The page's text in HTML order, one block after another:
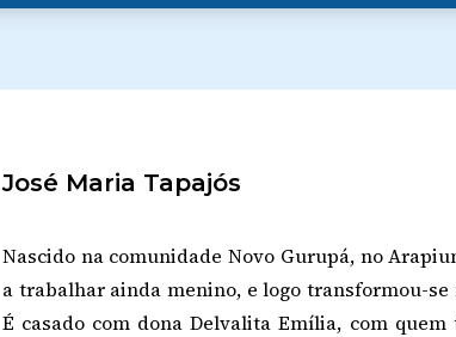
José Maria Tapajós
Nascido na comunidade Novo Gurupá, no
a trabalhar ainda menino, e logo transformou-
É casado com dona Delvalita Emília, com